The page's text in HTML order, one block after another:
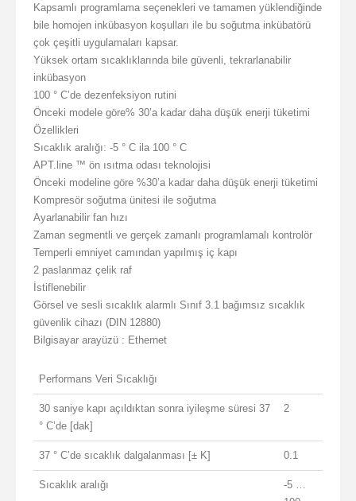
Kapsamlı programlama seçenekleri ve tamamen yüklendiğinde
bile homojen inkübasyon koşulları ile bu soğutma inkübatörü
çok çeşitli uygulamaları kapsar.
Yüksek ortam sıcaklıklarında bile güvenli, tekrarlanabilir
inkübasyon
100 ° C’de dezenfeksiyon rutini
Önceki modele göre% 30’a kadar daha düşük enerji tüketimi
Özellikleri
Sıcaklık aralığı: -5 ° C ila 100 ° C
APT.line ™ ön ısıtma odası teknolojisi
Önceki modeline göre %30’a kadar daha düşük enerji tüketimi
Kompresör soğutma ünitesi ile soğutma
Ayarlanabilir fan hızı
Zaman segmentli ve gerçek zamanlı programlamalı kontrolör
Temperli emniyet camından yapılmış iç kapı
2 paslanmaz çelik raf
İstiflenebilir
Görsel ve sesli sıcaklık alarmlı Sınıf 3.1 bağımsız sıcaklık
güvenlik cihazı (DIN 12880)
Bilgisayar arayüzü : Ethernet
Performans Veri Sıcaklığı
30 saniye kapı açıldıktan sonra iyileşme süresi 37
° C’de [dak]
2
37 ° C’de sıcaklık dalgalanması [± K] 0.1
Sıcaklık aralığı
-5 …